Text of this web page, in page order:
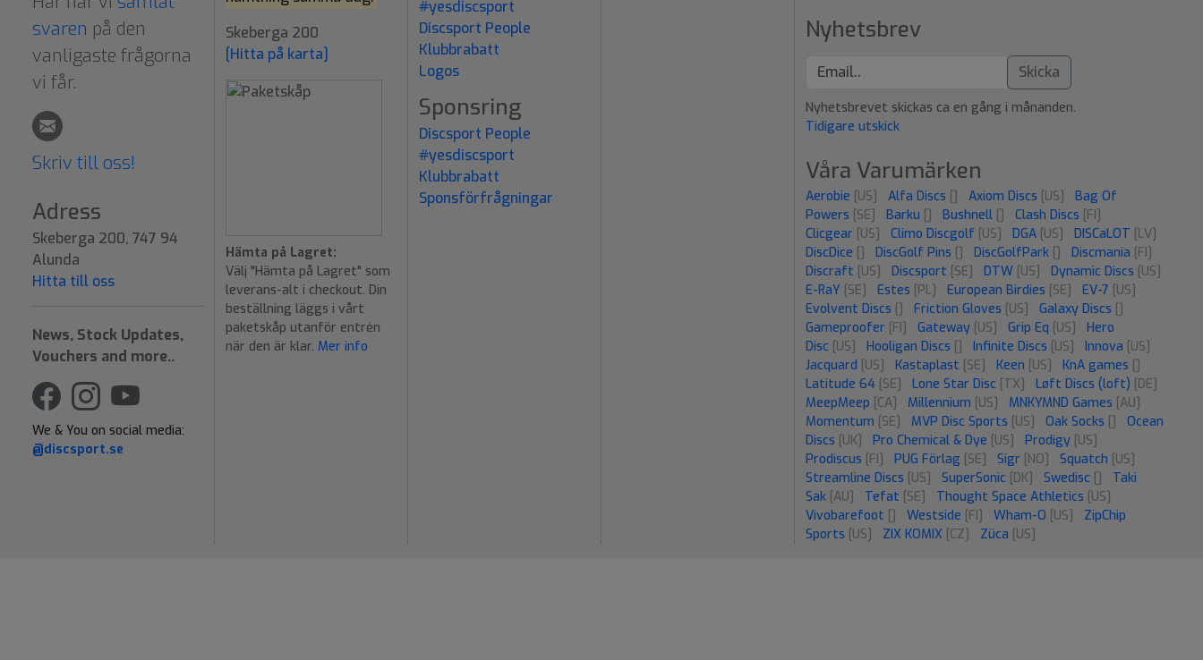
svaren på den
vanligaste frågorna
vi får.
Skriv till oss!
Adress
Skeberga 200, 747 94
Alunda
Hitta till oss
News, Stock Updates,
Vouchers and more..
We & You on social media:
@discsport.se
Skeberga 200
[Hitta på karta]
Hämta på Lagret:
Välj "Hämta på Lagret" som
leverans-alt i checkout. Din
beställning läggs i vårt
paketskåp utanför entrén
när den är klar. Mer info
#yesdiscsport
Discsport People
Klubbrabatt
Logos
Sponsring
Discsport People
#yesdiscsport
Klubbrabatt
Sponsförfrågningar
Nyhetsbrev
Skicka
Nyhetsbrevet skickas ca en gång i månanden.
Tidigare utskick
Våra Varumärken
Aerobie [US] Alfa Discs [] Axiom Discs [US]
Bag Of
Powers [SE] Barku [] Bushnell [] Clash Discs [FI]
Clicgear [US] Climo Discgolf [US] DGA [US] DISCaLOT [LV]
DiscDice [] DiscGolf Pins [] DiscGolfPark [] Discmania [FI]
Discraft [US] Discsport [SE] DTW [US] Dynamic Discs [US]
E-RaY [SE] Estes [PL] European Birdies [SE] EV-7 [US]
Evolvent Discs [] Friction Gloves [US] Galaxy Discs []
Gameproofer [FI] Gateway [US] Grip Eq [US]
Hero
Disc [US] Hooligan Discs [] Infinite Discs [US] Innova [US]
Jacquard [US] Kastaplast [SE] Keen [US] KnA games []
Latitude 64 [SE] Lone Star Disc [TX] Løft Discs (loft) [DE]
MeepMeep [CA] Millennium [US] MNKYMND Games [AU]
Momentum [SE] MVP Disc Sports [US] Oak Socks []
Ocean
Discs [UK] Pro Chemical & Dye [US] Prodigy [US]
Prodiscus [FI] PUG Förlag [SE] Sigr [NO] Squatch [US]
Streamline Discs [US] SuperSonic [DK] Swedisc []
Taki
Sak [AU] Tefat [SE] Thought Space Athletics [US]
Vivobarefoot [] Westside [FI] Wham-O [US]
ZipChip
Sports [US] ZIX KOMIX [CZ] Züca [US]